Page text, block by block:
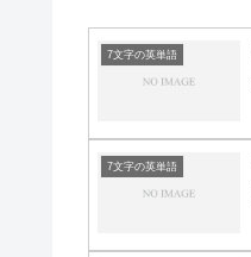
7文字の英単語
7文字の英単語